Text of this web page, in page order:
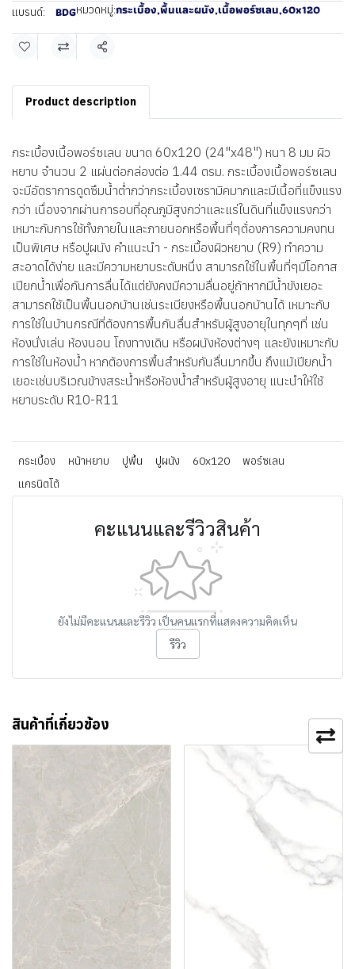
แบรนด์: BDGหมวดหมู่:กระเบื้อง,พื้นและผนัง,เนื้อพอร์ซเลน,60x120
แชร์
Product description
กระเบื้องเนื้อพอร์ซเลน ขนาด 60x120 (24"x48") หนา 8 มม ผิว
หยาบ จำนวน 2 แผ่นต่อกล่องต่อ 1.44 ตรม. กระเบื้องเนื้อพอร์ซเลน
จะมีอัตราการดูดซึมน้ำต่ำกว่ากระเบื้องเซรามิคมากและมีเนื้อที่แข็งแรง
กว่า เนื่องจากผ่านการอบที่อุณภูมิสูงกว่าและแร่ในดินที่แข็งแรงกว่า
เหมาะกับการใช้ทั้งภายในและภายนอกหรือพื้นที่ๆต้่องการความคงทน
เป็นพิเศษ หรือปูผนัง คำแนะนำ - กระเบื้องผิวหยาบ (R9) ทำความ
สะอาดได้ง่าย และมีความหยาบระดับหนึ่ง สามารถใช้ในพื้นที่ๆมีโอกาส
เปียกน้ำเพื่อกันการลื่นได้แต่ยังคงมีความลื่นอยู่ถ้าหากมีน้ำขังเยอะ
สามารถใช้เป็นพื้นนอกบ้านเช่นระเบียงหรือพื้นนอกบ้านได้ เหมาะกับ
การใช้ในบ้านกรณีที่ต้องการพื้นกันลื่นสำหรับผู้สูงอายุในทุกๆที่ เช่น
ห้องนั่งเล่น ห้องนอน โถงทางเดิน หรือผนังห้องต่างๆ และยังเหมาะกับ
การใช้ในห้องน้ำ หากต้องการพื้นสำหรับกันลื่นมากขึ้น ถึงแม้เปียกน้ำ
เยอะเช่นบริเวณข้างสระน้ำหรือห้องน้ำสำหรับผู้สูงอายุ แนะนำให้ใช้
หยาบระดับ R10-R11
กระเบื้อง หน้าหยาบ ปูพื้น ปูผนัง 60x120
พอร์ซเลน
แกรนิตโต้
คะแนนและรีวิวสินค้า
ยังไม่มีคะแนนและรีวิว เป็นคนแรกที่แสดงความคิดเห็น
รีวิว
สินค้าที่เกี่ยวข้อง